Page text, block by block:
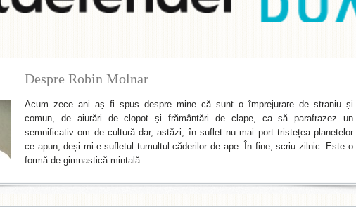
Despre Robin Molnar
Acum zece ani aș fi spus despre mine că sunt o împrejurare de straniu și
comun, de aiurări de clopot și frământări de clape, ca să parafrazez un
semnificativ om de cultură dar, astăzi, în suflet nu mai port tristețea planetelor
ce apun, deși mi-e sufletul tumultul căderilor de ape. În fine, scriu zilnic. Este o
formă de gimnastică mintală.